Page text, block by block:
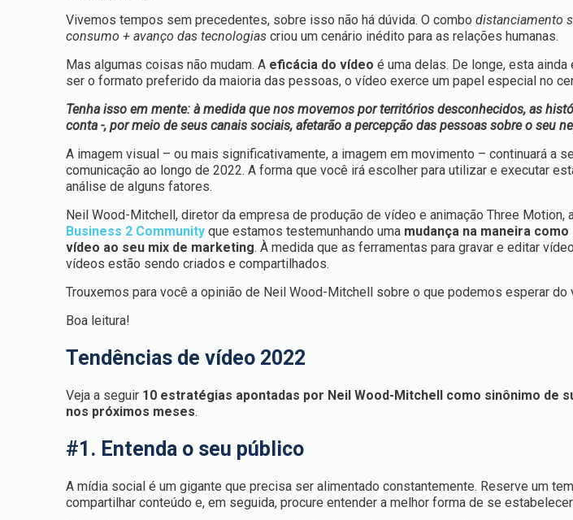
Vivemos tempos sem precedentes, sobre isso não há dúvida. O combodistanciamento
consumo + avanço das tecnologias criou um cenário inédito para as relações humanas.
Mas algumas coisas não mudam. A eficácia do vídeo é uma delas. De longe, esta
ser o formato preferido da maioria das pessoas, o vídeo exerce um papel especial no
Tenha isso em mente: à medida que nos movemos por territórios desconhecidos, as
conta -, por meio de seus canais sociais, afetarão a percepção das pessoas sobre o seu
A imagem visual – ou mais significativamente, a imagem em movimento – continuará a
comunicação ao longo de 2022. A forma que você irá escolher para utilizar e executar
análise de alguns fatores.
Neil Wood-Mitchell, diretor da empresa de produção de vídeo e animação Three Motion,
Business 2 Community que estamos testemunhando uma mudança na maneira
vídeo ao seu mix de marketing. À medida que as ferramentas para gravar e editar
vídeos estão sendo criados e compartilhados.
Trouxemos para você a opinião de Neil Wood-Mitchell sobre o que podemos esperar do
Boa leitura!
Tendências de vídeo 2022
Veja a seguir 10 estratégias apontadas por Neil Wood-Mitchell como sinônimo de
nos próximos meses.
#1. Entenda o seu público
A mídia social é um gigante que precisa ser alimentado constantemente. Reserve um
compartilhar conteúdo e, em seguida, procure entender a melhor forma de se